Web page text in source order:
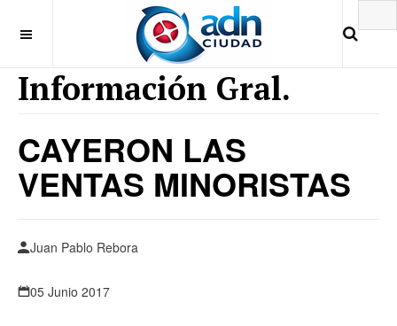
Información Gral.
CAYERON LAS
VENTAS MINORISTAS
Juan Pablo Rebora
05 Junio 2017